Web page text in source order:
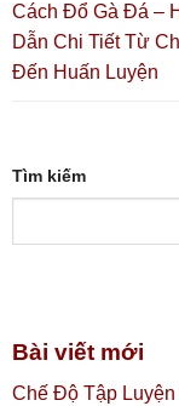
Cách Đổ Gà Đá –
Dẫn Chi Tiết Từ
Đến Huấn Luyện
Tìm kiếm
Bài viết mới
Chế Độ Tập